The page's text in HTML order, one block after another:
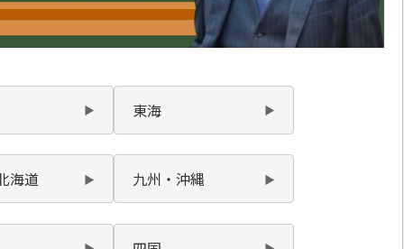
東海
海道 九州・沖縄